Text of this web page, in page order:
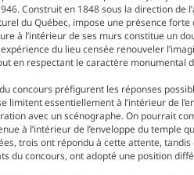
Construit en 1848 sous la direction de
du Québec, impose une présence
à l’intérieur de ses murs constitue un
du lieu censée renouveler
en respectant le caractère monumental
concours préfigurent les réponses
limitent essentiellement à l’intérieur de
avec un scénographe. On pourrait
à l’intérieur de l’enveloppe du
trois ont répondu à cette attente,
du concours, ont adopté une position